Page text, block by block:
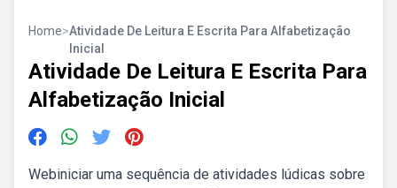
Home>Atividade De Leitura E Escrita Para Alfabetização
Inicial
Atividade De Leitura E Escrita Para
Alfabetização Inicial
Webiniciar uma sequência de atividades lúdicas sobre